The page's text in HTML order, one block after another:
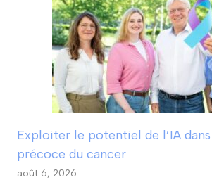
Exploiter le potentiel de l’IA
précoce du cancer
août 6, 2026